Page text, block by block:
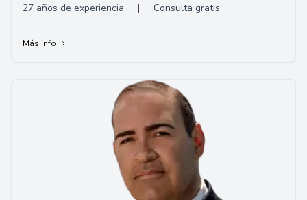
27 años de experiencia | Consulta gratis
Más info